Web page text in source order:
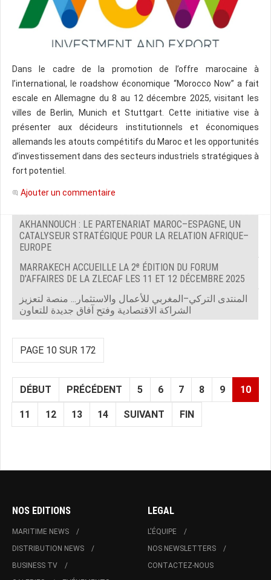
Dans le cadre de la promotion de l’offre marocaine à
l’international, le roadshow économique “Morocco Now” a fait
escale en Allemagne du 8 au 12 décembre 2025, visitant les
villes de Berlin, Munich et Stuttgart. Cette initiative vise à
présenter aux décideurs institutionnels et économiques
allemands les atouts compétitifs du Maroc et les opportunités
d’investissement dans des secteurs industriels stratégiques à
fort potentiel.
Ajouter un commentaire
AKHANNOUCH : LE PARTENARIAT MAROC–ESPAGNE, UN
CATALYSEUR STRATÉGIQUE POUR LA RELATION AFRIQUE–
EUROPE
MARRAKECH ACCUEILLE LA 2ᵉ ÉDITION DU FORUM
D’AFFAIRES DE LA ZLECAF LES 11 ET 12 DÉCEMBRE 2025
المنتدى التركي–المغربي للأعمال والاستثمار… منصة لتعزيز
الشراكة الاقتصادية وفتح آفاق جديدة للتعاون
PAGE 10 SUR 172
DÉBUT PRÉCÉDENT 5 6 7 8 9 10
11 12 13 14 SUIVANT FIN
NOS EDITIONS
MARITIME NEWS
DISTRIBUTION NEWS
BUSINESS TV
LEGAL
L'ÉQUIPE
NOS NEWSLETTERS
CONTACTEZ-NOUS